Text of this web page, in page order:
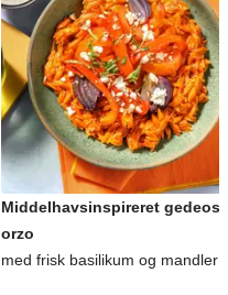
Middelhavsinspireret
orzo
med frisk basilikum og mandler